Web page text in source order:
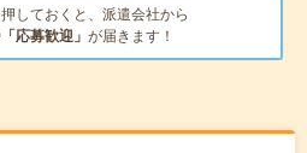
しておくと、派遣会社から
「応募歓迎」 が届きます！